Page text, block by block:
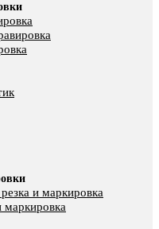
и маркировка
маркировка